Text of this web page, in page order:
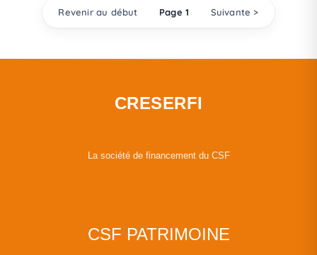
Revenir au début Page 1 Suivante >
CRESERFI
La société de financement du CSF
CSF PATRIMOINE